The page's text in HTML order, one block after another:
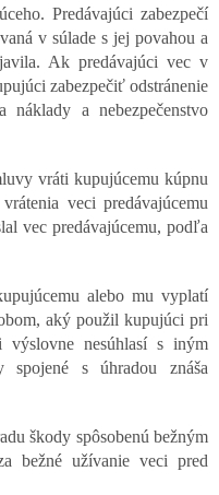
Predávajúci zabezpečí
v súlade s jej povahou a
Ak predávajúci vec v
zabezpečiť odstránenie
náklady a nebezpečenstvo
vráti kupujúcemu kúpnu
veci predávajúcemu
vec predávajúcemu, podľa
alebo mu vyplatí
aký použil kupujúci pri
výslovne nesúhlasí s iným
spojené s úhradou znáša
škody spôsobenú bežným
bežné užívanie veci pred